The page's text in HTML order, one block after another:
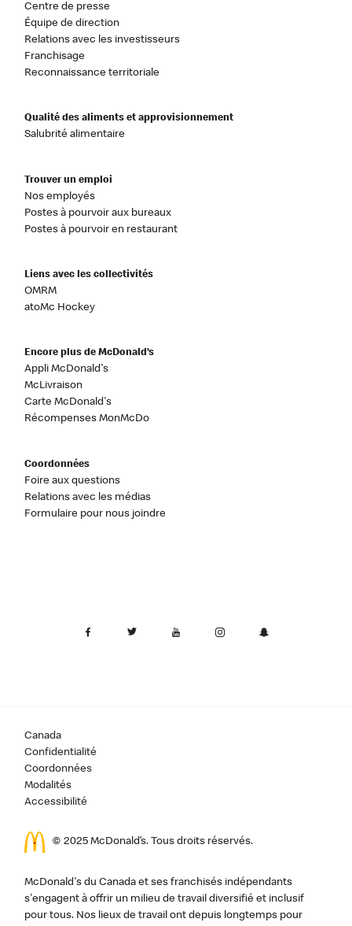
Centre de presse
Équipe de direction
Relations avec les investisseurs
Franchisage
Reconnaissance territoriale
Qualité des aliments et approvisionnement
Salubrité alimentaire
Trouver un emploi
Nos employés
Postes à pourvoir aux bureaux
Postes à pourvoir en restaurant
Liens avec les collectivités
OMRM
atoMc Hockey
Encore plus de McDonald’s
Appli McDonald's
McLivraison
Carte McDonald's
Récompenses MonMcDo
Coordonnées
Foire aux questions
Relations avec les médias
Formulaire pour nous joindre
Canada
Confidentialité
Coordonnées
Modalités
Accessibilité
© 2025 McDonald’s. Tous droits réservés.
McDonald's du Canada et ses franchisés indépendants
s'engagent à offrir un milieu de travail diversifié et inclusif
pour tous. Nos lieux de travail ont depuis longtemps pour